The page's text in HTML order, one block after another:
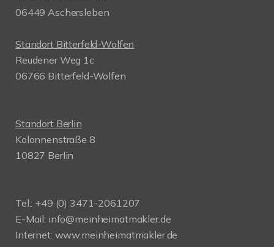
06449 Aschersleben
Standort Bitterfeld-Wolfen
Reudener Weg 1c
06766 Bitterfeld-Wolfen
Standort Berlin
Kolonnenstraße 8
10827 Berlin
Tel.: +49 (0) 3471-2061207
E-Mail: info@meinheimatmakler.de
Internet: www.meinheimatmakler.de